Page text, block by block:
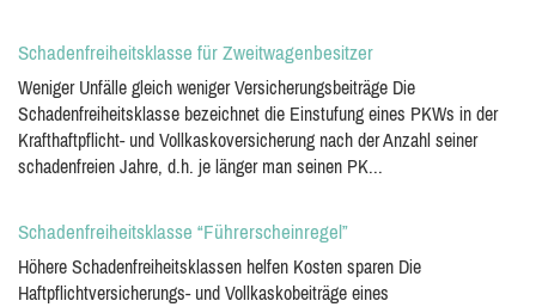
Schadenfreiheitsklasse für Zweitwagenbesitzer
Weniger Unfälle gleich weniger Versicherungsbeiträge Die
Schadenfreiheitsklasse bezeichnet die Einstufung eines PKWs in der
Krafthaftpflicht- und Vollkaskoversicherung nach der Anzahl seiner
schadenfreien Jahre, d.h. je länger man seinen PK...
Schadenfreiheitsklasse “Führerscheinregel”
Höhere Schadenfreiheitsklassen helfen Kosten sparen Die
Haftpflichtversicherungs- und Vollkaskobeiträge eines